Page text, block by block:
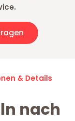
& Details
nach